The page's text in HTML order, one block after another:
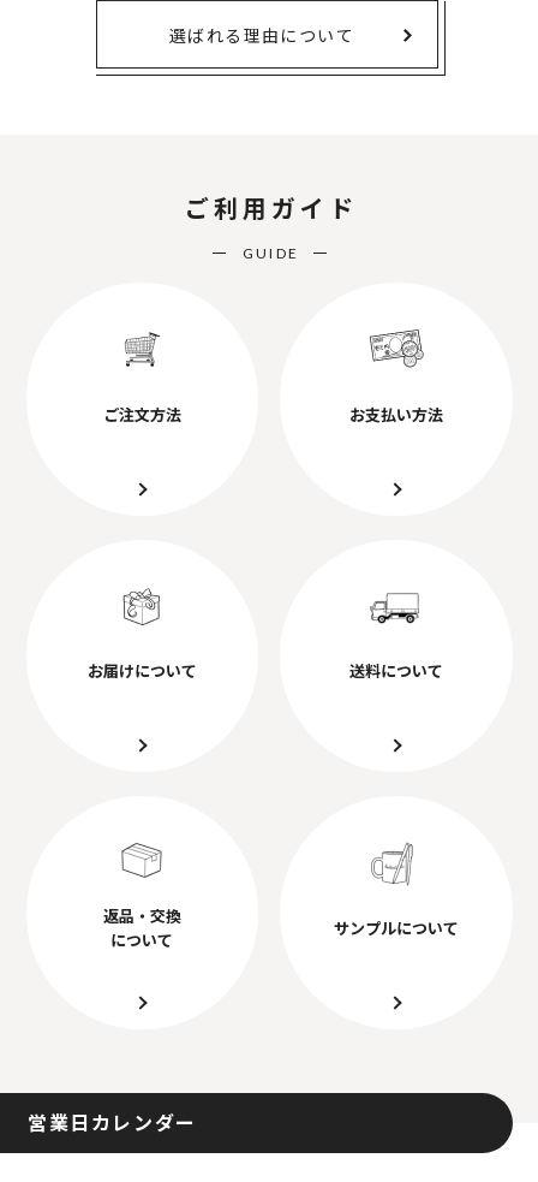
選ばれる理由について
ご利用ガイド
GUIDE
ご注文方法 お支払い方法
お届けについて 送料について
返品・交換
について
サンプルについて
営業日カレンダー